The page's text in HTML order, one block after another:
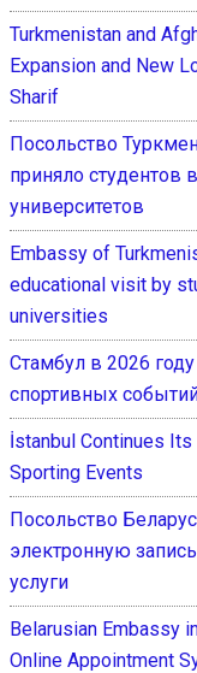
Turkmenistan and
Expansion and New
Sharif
Посольство
приняло студентов
университетов
Embassy of
educational visit by
universities
Стамбул в 2026
спортивных
İstanbul Continues Its
Sporting Events
Посольство
электронную
услуги
Belarusian Embassy
Online Appointment